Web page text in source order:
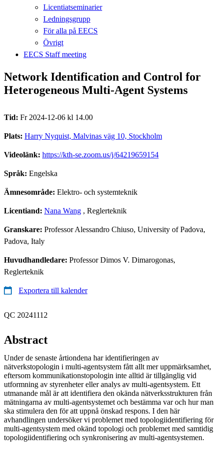
Licentiatseminarier
Ledningsgrupp
För alla på EECS
Övrigt
EECS Staff meeting
Network Identification and Control for
Heterogeneous Multi-Agent Systems
Tid: Fr 2024-12-06 kl 14.00
Plats: Harry Nyquist, Malvinas väg 10, Stockholm
Videolänk: https://kth-se.zoom.us/j/64219659154
Språk: Engelska
Ämnesområde: Elektro- och systemteknik
Licentiand: Nana Wang , Reglerteknik
Granskare: Professor Alessandro Chiuso, University of Padova,
Padova, Italy
Huvudhandledare: Professor Dimos V. Dimarogonas,
Reglerteknik
Exportera till kalender
QC 20241112
Abstract
Under de senaste årtiondena har identifieringen av
nätverkstopologin i multi-agentsystem fått allt mer uppmärksamhet,
eftersom kommunikationstopologin inte alltid är tillgänglig vid
utformning av styrenheter eller analys av multi-agentsystem. Ett
utmanande mål är att identifiera den okända nätverksstrukturen från
mätningarna av multi-agentsystemet och bestämma var och hur man
ska stimulera den för att uppnå önskad respons. I den här
avhandlingen undersöker vi problemet med topologiidentifiering för
multi-agentsystem med okänd topologi och problemet med samtidig
topologiidentifiering och synkronisering av multi-agentsystemen.